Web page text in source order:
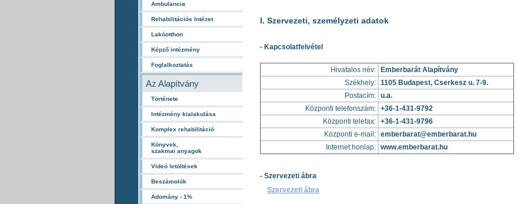
Ambulancia
Rehabilitációs Intézet
Lakóotthon
Képző intézmény
Foglalkoztatás
Az Alapítvány
Története
Intézmény kialakulása
Komplex rehabilitáció
Könyvek,
szakmai anyagok
Videó letöltések
Beszámolók
Adomány - 1%
I. Szervezeti, személyzeti adatok
- Kapcsolatfelvétel
Hivatalos név:
Emberbarát Alapítvány
Székhely: 1105 Budapest, Cserkesz u. 7-9.
Postacím: u.a.
Központi telefonszám: +36-1-431-9792
Központi telefax: +36-1-431-9796
Központi e-mail: emberbarat@emberbarat.hu
Internet honlap: www.emberbarat.hu
- Szervezeti ábra
Szervezeti ábra